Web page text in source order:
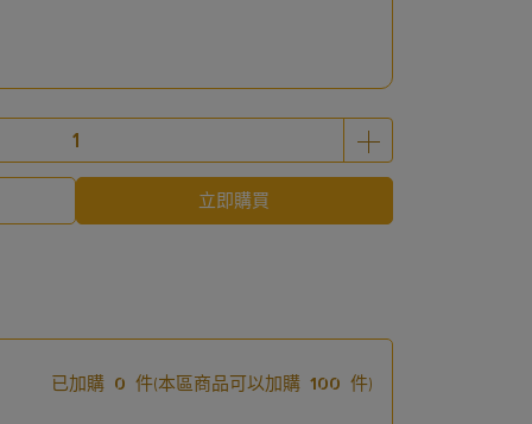
立即購買
已加購 0 件(本區商品可以加購 100 件)